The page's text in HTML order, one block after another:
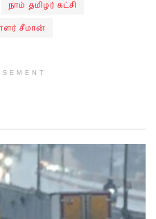
நாம் தமிழர் கட்சி
சீமான்